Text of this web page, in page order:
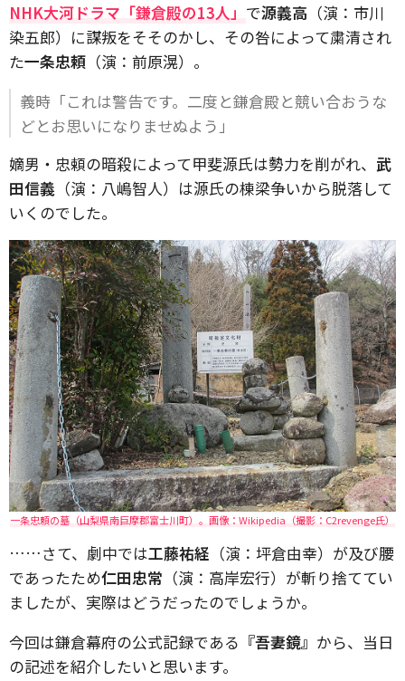
NHK大河ドラマ「鎌倉殿の13人」 で源義高 （演：市川
染五郎）に謀叛をそそのかし、その咎によって粛清され
た一条忠頼 （演：前原滉）。
義時「これは警告です。二度と鎌倉殿と競い合おうな
どとお思いになりませぬよう」
嫡男・忠頼の暗殺によって甲斐源氏は勢力を削がれ、 武
田信義 （演：八嶋智人）は源氏の棟梁争いから脱落して
いくのでした。
一条忠頼の墓（山梨県南巨摩郡富士川町）。画像：Wikipedia（撮影：C2revenge氏）
……さて、劇中では工藤祐経 （演：坪倉由幸）が及び腰
であったため仁田忠常 （演：高岸宏行）が斬り捨ててい
ましたが、実際はどうだったのでしょうか。
今回は鎌倉幕府の公式記録である 『吾妻鏡』 から、当日
の記述を紹介したいと思います。